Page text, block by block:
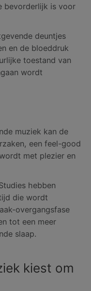
bevorderlijk is voor
deuntjes
en de bloeddruk
toestand van
wordt
muziek kan de
een feel-good
met plezier en
hebben
die wordt
overgangsfase
tot een meer
slaap.
kiest om